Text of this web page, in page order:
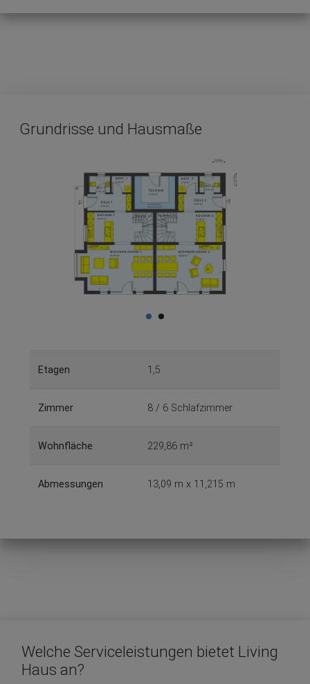
Grundrisse und Hausmaße
Etagen 1,5
Zimmer 8 / 6 Schlafzimmer
Wohnfläche 229,86 m²
Abmessungen 13,09 m x 11,215 m
Welche Serviceleistungen bietet Living
Haus an?